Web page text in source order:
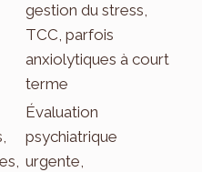
gestion du stress,
TCC, parfois
anxiolytiques à court
terme
Évaluation
psychiatrique
urgente,